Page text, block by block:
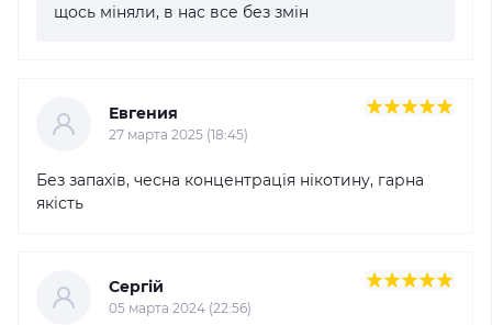
щось міняли, в нас все без змін
Евгения
27 марта 2025 (18:45)
Без запахів, чесна концентрація нікотину, гарна
якість
Сергій
05 марта 2024 (22:56)